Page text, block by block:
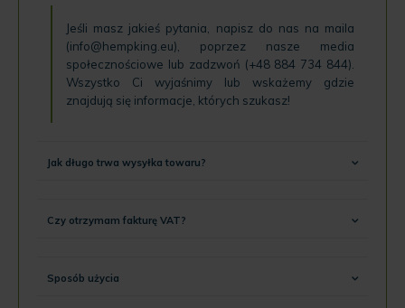
Jeśli masz jakieś pytania, napisz do nas na maila
(info@hempking.eu), poprzez nasze media
społecznościowe lub zadzwoń (+48 884 734 844).
Wszystko Ci wyjaśnimy lub wskażemy gdzie
znajdują się informacje, których szukasz!
Jak długo trwa wysyłka towaru?
Czy otrzymam fakturę VAT?
Sposób użycia